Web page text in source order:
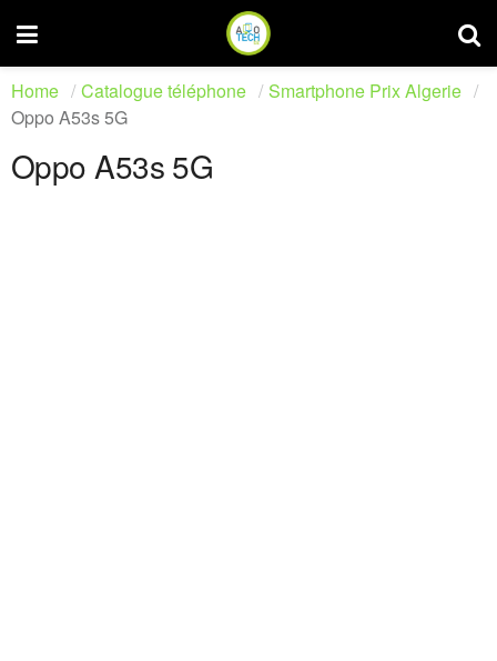
Home Catalogue téléphone
Smartphone Prix Algerie
Oppo A53s 5G
Oppo A53s 5G